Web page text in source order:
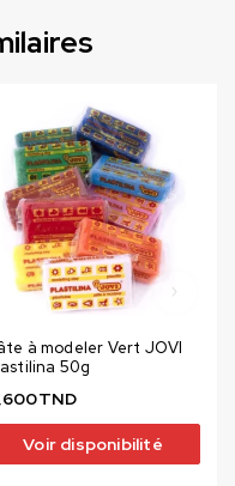
à modeler Vert JOVI
50g
TND
Voir disponibilité